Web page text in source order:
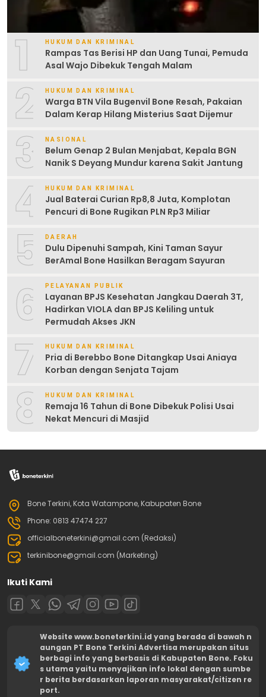
1 HUKUM DAN KRIMINAL
Rampas Tas Berisi HP dan Uang Tunai, Pemuda
Asal Wajo Dibekuk Tengah Malam
2 HUKUM DAN KRIMINAL
Warga BTN Vila Bugenvil Bone Resah, Pakaian
Dalam Kerap Hilang Misterius Saat Dijemur
3 NASIONAL
Belum Genap 2 Bulan Menjabat, Kepala BGN
Nanik S Deyang Mundur karena Sakit Jantung
4 HUKUM DAN KRIMINAL
Jual Baterai Curian Rp8,8 Juta, Komplotan
Pencuri di Bone Rugikan PLN Rp3 Miliar
5 DAERAH
Dulu Dipenuhi Sampah, Kini Taman Sayur
BerAmal Bone Hasilkan Beragam Sayuran
6 PELAYANAN PUBLIK
Layanan BPJS Kesehatan Jangkau Daerah 3T,
Hadirkan VIOLA dan BPJS Keliling untuk
Permudah Akses JKN
7 HUKUM DAN KRIMINAL
Pria di Berebbo Bone Ditangkap Usai Aniaya
Korban dengan Senjata Tajam
8 HUKUM DAN KRIMINAL
Remaja 16 Tahun di Bone Dibekuk Polisi Usai
Nekat Mencuri di Masjid
Bone Terkini, Kota Watampone, Kabupaten Bone
Phone: 0813 47474 227
officialboneterkini@gmail.com (Redaksi)
terkinibone@gmail.com (Marketing)
Ikuti Kami
Website www.boneterkini.id yang berada di bawah n
aungan PT Bone Terkini Advertisa merupakan situs
berbagi info yang berbasis di Kabupaten Bone. Foku
s utama yaitu menyajikan info lokal dengan sumbe
r berita berdasarkan laporan masyarakat/citizen re
port.